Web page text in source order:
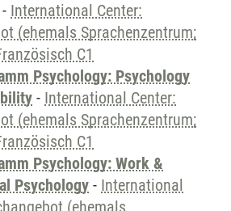
- International Center:
(ehemals Sprachenzentrum;
C1
Psychology: Psychology
- International Center:
(ehemals Sprachenzentrum;
C1
Psychology: Work &
Psychology - International
(ehemals